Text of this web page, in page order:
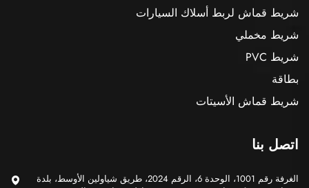
شريط قماش لربط أسلاك السيارات
شريط مخملي
شريط PVC
بطاقة
شريط قماش الأسيتات
اتصل بنا
الغرفة رقم 1001، الوحدة 6، الرقم 2024، طريق شياولين الأوسط، بلدة